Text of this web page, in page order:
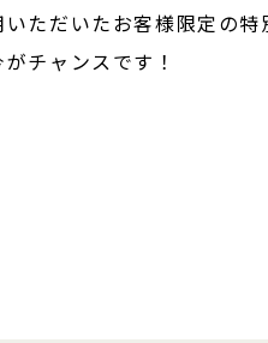
ただいたお客様限定の
チャンスです！